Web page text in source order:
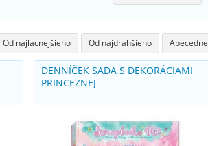
Od najlacnejšieho Od najdrahšieho Abecedne
DENNÍČEK SADA S DEKORÁCIAMI
PRINCEZNEJ